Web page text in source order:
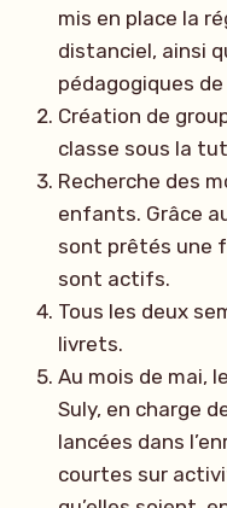
mis en place la
distanciel, ainsi
pédagogiques
Création de
classe sous la
Recherche des
enfants. Grâce
sont prêtés une
sont actifs.
Tous les deux
livrets.
Au mois de mai,
Suly, en charge
lancées dans
courtes sur